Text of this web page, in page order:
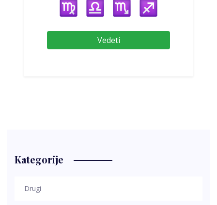
Vedeti
Kategorije
Drugi